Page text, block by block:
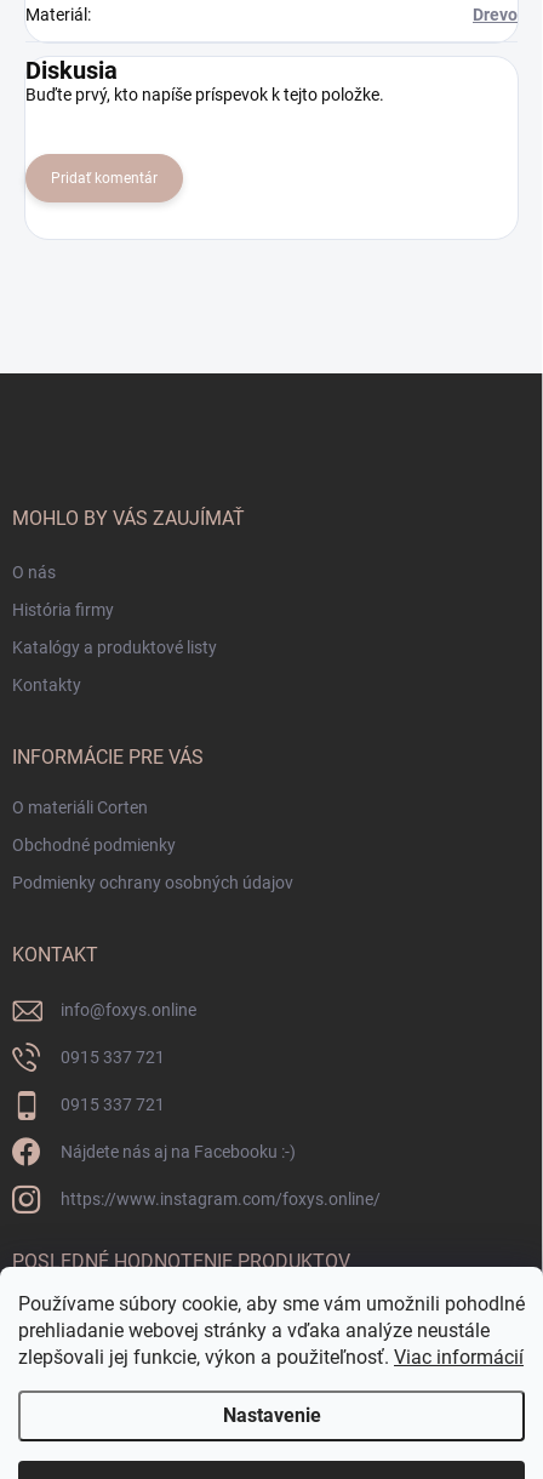
Používame súbory cookie, aby sme vám umožnili pohodlné
prehliadanie webovej stránky a vďaka analýze neustále
zlepšovali jej funkcie, výkon a použiteľnosť. Viac informácií
Nastavenie
Materiál : Drevo
Diskusia
Buďte prvý, kto napíše príspevok k tejto položke.
Pridať komentár
MOHLO BY VÁS ZAUJÍMAŤ
O nás
História firmy
Katalógy a produktové listy
Kontakty
INFORMÁCIE PRE VÁS
O materiáli Corten
Obchodné podmienky
Podmienky ochrany osobných údajov
KONTAKT
info@foxys.online
0915 337 721
0915 337 721
Nájdete nás aj na Facebooku :-)
https://www.instagram.com/foxys.online/
POSLEDNÉ HODNOTENIE PRODUKTOV
OKRÚHLA FONTÁNKA CORTEN